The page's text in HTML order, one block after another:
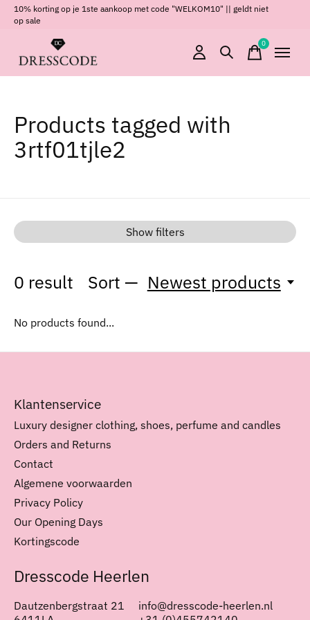
10% korting op je 1ste aankoop met code "WELKOM10" || geldt niet
op sale
0items
Products tagged with
3rtf01tjle2
Show filters
0 result Sort — Newest products
No products found...
Klantenservice
Luxury designer clothing, shoes, perfume and candles
Orders and Returns
Contact
Algemene voorwaarden
Privacy Policy
Our Opening Days
Kortingscode
Dresscode Heerlen
Dautzenbergstraat 21
info@dresscode-heerlen.nl